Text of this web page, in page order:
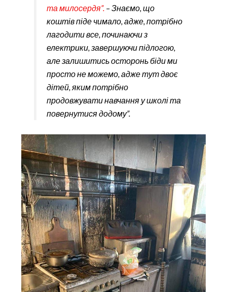
та милосердя”.– Знаємо, що
коштів піде чимало, адже, потрібно
лагодити все, починаючи з
електрики, завершуючи підлогою,
але залишитись осторонь біди ми
просто не можемо, адже тут двоє
дітей, яким потрібно
продовжувати навчання у школі та
повернутися додому”.